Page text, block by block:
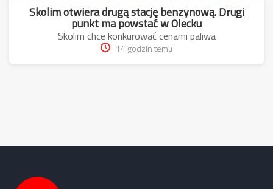
Skolim otwiera drugą stację benzynową. Drugi
punkt ma powstać w Olecku
Skolim chce konkurować cenami paliwa
14 godzin temu